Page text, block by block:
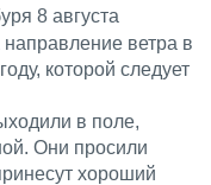
8 августа
ветра в
которой следует
в поле,
Они просили
хороший